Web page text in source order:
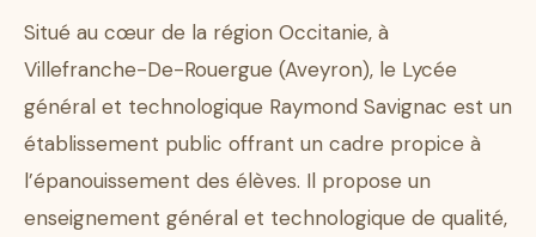
Situé au cœur de la région Occitanie, à
Villefranche-De-Rouergue (Aveyron), le Lycée
général et technologique Raymond Savignac est un
établissement public offrant un cadre propice à
l’épanouissement des élèves. Il propose un
enseignement général et technologique de qualité,